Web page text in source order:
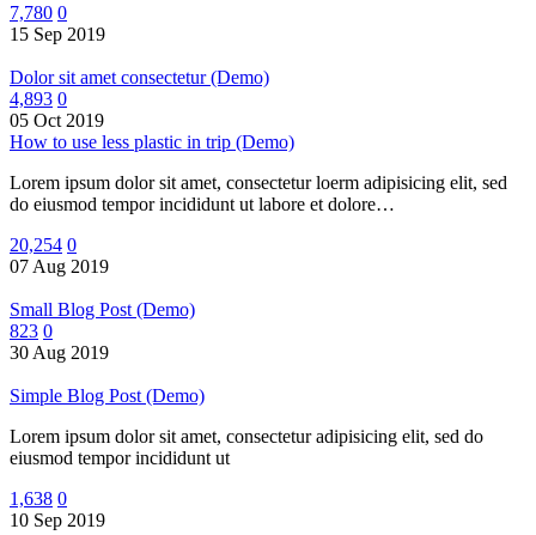
7,780 0
15 Sep 2019
Dolor sit amet consectetur (Demo)
4,893 0
05 Oct 2019
How to use less plastic in trip (Demo)
Lorem ipsum dolor sit amet, consectetur loerm adipisicing elit, sed
do eiusmod tempor incididunt ut labore et dolore…
20,254 0
07 Aug 2019
Small Blog Post (Demo)
823 0
30 Aug 2019
Simple Blog Post (Demo)
Lorem ipsum dolor sit amet, consectetur adipisicing elit, sed do
eiusmod tempor incididunt ut
1,638 0
10 Sep 2019